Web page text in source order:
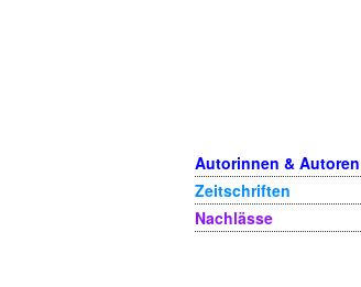
Autorinnen & Autoren
Zeitschriften
Nachlässe